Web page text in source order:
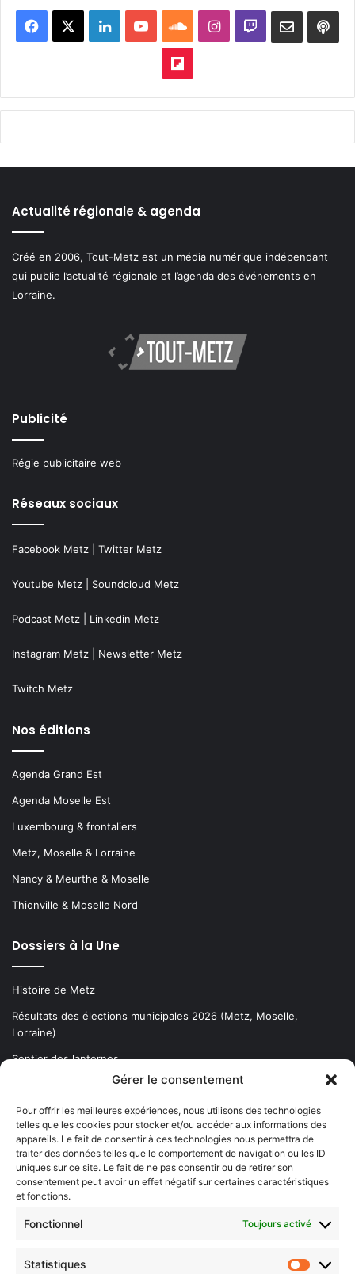
Gérer le consentement
Pour offrir les meilleures expériences, nous utilisons des technologies
telles que les cookies pour stocker et/ou accéder aux informations des
appareils. Le fait de consentir à ces technologies nous permettra de
traiter des données telles que le comportement de navigation ou les ID
uniques sur ce site. Le fait de ne pas consentir ou de retirer son
consentement peut avoir un effet négatif sur certaines caractéristiques
et fonctions.
Fonctionnel Toujours activé
Statistiques
Facebook LinkedinYouTubeSoundCloud
Instagram
Twitch
Flipboard
Actualité régionale & agenda
Créé en 2006, Tout-Metz est un média numérique indépendant
qui publie l’actualité régionale et l’agenda des événements en
Lorraine.
Publicité
Régie publicitaire web
Réseaux sociaux
Facebook Metz Twitter Metz
Youtube Metz Soundcloud Metz
Podcast Metz Linkedin Metz
Instagram Metz Newsletter Metz
Twitch Metz
Nos éditions
Agenda Grand Est
Agenda Moselle Est
Luxembourg & frontaliers
Metz, Moselle & Lorraine
Nancy & Meurthe & Moselle
Thionville & Moselle Nord
Dossiers à la Une
Histoire de Metz
Résultats des élections municipales 2026 (Metz, Moselle,
Lorraine)
Sentier des lanternes
Choisissez : matin, soir ou hebdo ?
Les infos essentielles de la région à lire au moment où cela vous
votre